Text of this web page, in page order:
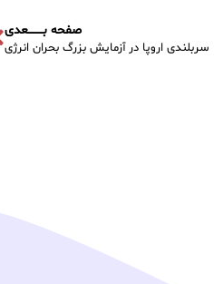
صفحه بــــــــعدی
سربلندی اروپا در آزمایش بزرگ بحران انرژی